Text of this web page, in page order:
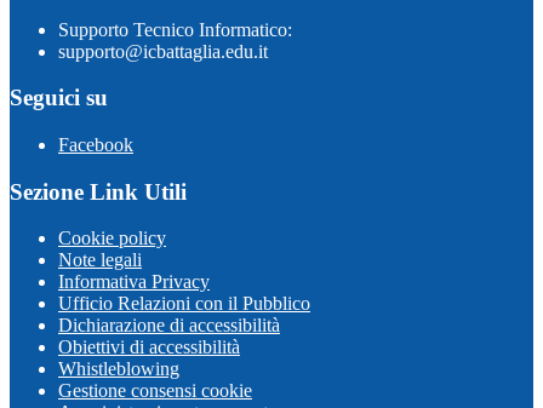
Supporto Tecnico Informatico:
supporto@icbattaglia.edu.it
Seguici su
Facebook
Sezione Link Utili
Cookie policy
Note legali
Informativa Privacy
Ufficio Relazioni con il Pubblico
Dichiarazione di accessibilità
Obiettivi di accessibilità
Whistleblowing
Gestione consensi cookie